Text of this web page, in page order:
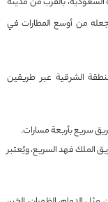
مربعًا، مما يجعله من أوسع المطارات في
الشرقية عبر طريقين
سريع بأربعة مسارات.
الملك فهد السريع، ويُعتبر